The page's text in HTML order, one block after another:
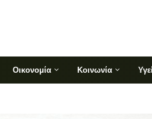
Οικονομία Κοινωνία